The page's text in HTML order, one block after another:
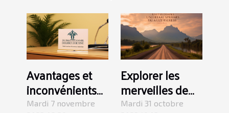
Avantages et
inconvénients
de faire une
Mardi 7 novembre
Explorer les
merveilles de
Java, Bali et
Mardi 31 octobre